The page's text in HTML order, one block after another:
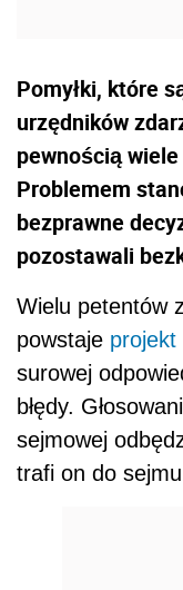
Pomyłki, które
urzędników
pewnością
Problemem
bezprawne
pozostawali
Wielu petentów
powstaje projekt
surowej
błędy.
sejmowej
trafi on do